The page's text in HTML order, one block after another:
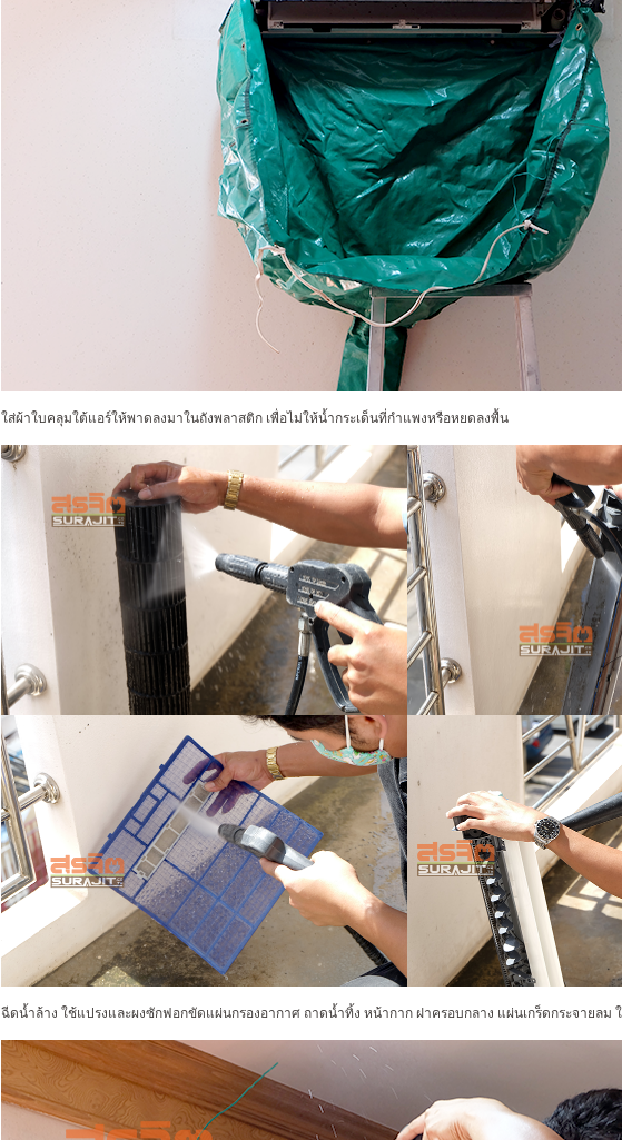
ใส่ผ้าใบคลุมใต้แอร์ให้พาดลงมาในถังพลาสติก เพื่อไม่ให้น้ำกระเด็นที่กำแพงหรือหยดลงพื้น
ฉีดน้ำล้าง ใช้แปรงและผงซักฟอกขัดแผ่นกรองอากาศ ถาดน้ำทิ้ง หน้ากาก ฝาครอบกลาง แผ่นเกร็ดกระจายลม